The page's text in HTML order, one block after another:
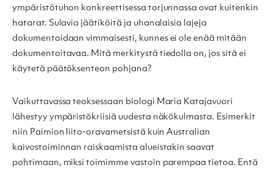
ympäristötuhon konkreettisessa torjunnassa ovat kuitenkin
hatarat. Sulavia jäätiköitä ja uhanalaisia lajeja
dokumentoidaan vimmaisesti, kunnes ei ole enää mitään
dokumentoitavaa. Mitä merkitystä tiedolla on, jos sitä ei
käytetä päätöksenteon pohjana?
Vaikuttavassa teoksessaan biologi Maria Katajavuori
lähestyy ympäristökriisiä uudesta näkökulmasta. Esimerkit
niin Paimion liito-oravametsistä kuin Australian
kaivostoiminnan raiskaamista alueistakin saavat
pohtimaan, miksi toimimme vastoin parempaa tietoa. Entä